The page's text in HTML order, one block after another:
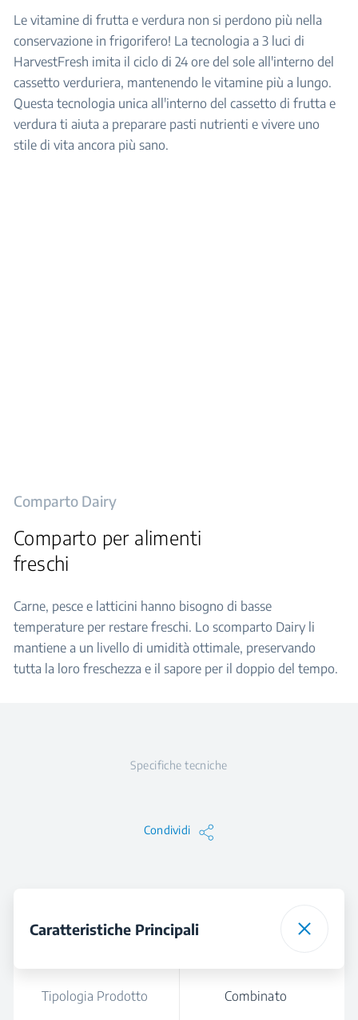
Le vitamine di frutta e verdura non si perdono più nella
conservazione in frigorifero! La tecnologia a 3 luci di
HarvestFresh imita il ciclo di 24 ore del sole all'interno del
cassetto verduriera, mantenendo le vitamine più a lungo.
Questa tecnologia unica all'interno del cassetto di frutta e
verdura ti aiuta a preparare pasti nutrienti e vivere uno
stile di vita ancora più sano.
Comparto Dairy
Comparto per alimenti
freschi
Carne, pesce e latticini hanno bisogno di basse
temperature per restare freschi. Lo scomparto Dairy li
mantiene a un livello di umidità ottimale, preservando
tutta la loro freschezza e il sapore per il doppio del tempo.
Specifiche tecniche
Condividi
Caratteristiche Principali
Tipologia Prodotto Combinato